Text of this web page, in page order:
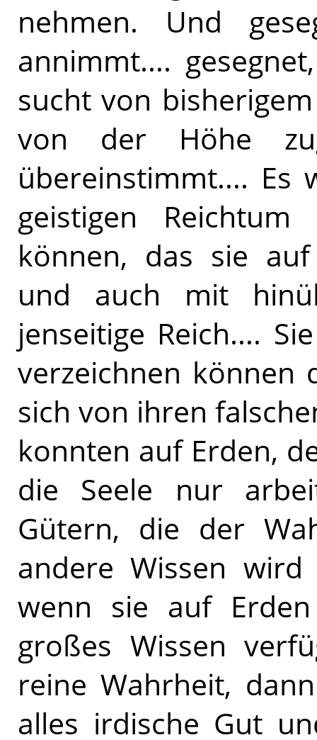
nehmen. Und
annimmt....
sucht von
von der Höhe
übereinstimmt.... Es
geistigen
können, das sie
und auch mit
jenseitige Reich....
verzeichnen können
sich von ihren
konnten auf Erden,
die Seele nur
Gütern, die der
andere Wissen
wenn sie auf
großes Wissen
reine Wahrheit,
alles irdische Gut